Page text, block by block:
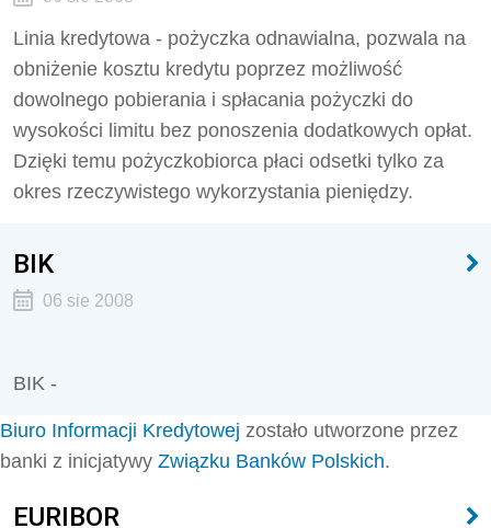
Linia kredytowa - pożyczka odnawialna, pozwala na
obniżenie kosztu kredytu poprzez możliwość
dowolnego pobierania i spłacania pożyczki do
wysokości limitu bez ponoszenia dodatkowych opłat.
Dzięki temu pożyczkobiorca płaci odsetki tylko za
okres rzeczywistego wykorzystania pieniędzy.
BIK
06 sie 2008
BIK -
Biuro Informacji Kredytowej zostało utworzone przez
banki z inicjatywy Związku Banków Polskich.
EURIBOR